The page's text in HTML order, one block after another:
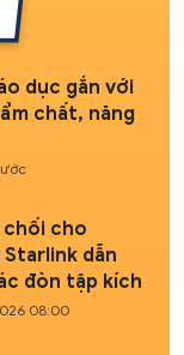
dục gắn với
chất, năng
chối cho
dẫn
đòn tập kích
08:00